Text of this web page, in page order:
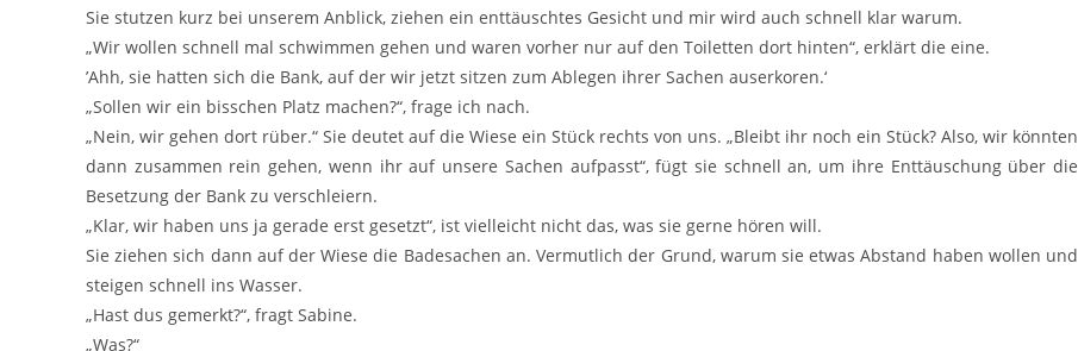
Sie stutzen kurz bei unserem Anblick, ziehen ein enttäuschtes Gesicht und mir wird auch schnell klar warum.
„Wir wollen schnell mal schwimmen gehen und waren vorher nur auf den Toiletten dort hinten“, erklärt die eine.
’Ahh, sie hatten sich die Bank, auf der wir jetzt sitzen zum Ablegen ihrer Sachen auserkoren.‘
„Sollen wir ein bisschen Platz machen?“, frage ich nach.
„Nein, wir gehen dort rüber.“ Sie deutet auf die Wiese ein Stück rechts von uns. „Bleibt ihr noch ein Stück? Also, wir könnten
dann zusammen rein gehen, wenn ihr auf unsere Sachen aufpasst“, fügt sie schnell an, um ihre Enttäuschung über die
Besetzung der Bank zu verschleiern.
„Klar, wir haben uns ja gerade erst gesetzt“, ist vielleicht nicht das, was sie gerne hören will.
Sie ziehen sich dann auf der Wiese die Badesachen an. Vermutlich der Grund, warum sie etwas Abstand haben wollen und
steigen schnell ins Wasser.
„Hast dus gemerkt?“, fragt Sabine.
„Was?“